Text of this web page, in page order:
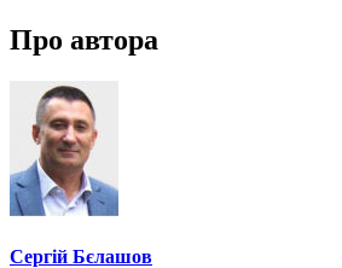
Про автора
Сергій Бєлашов